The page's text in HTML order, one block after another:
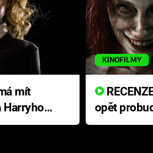
mít
Harryho
KINOFILMY
RECENZE: Smrtelné zlo se
opět
přichází s